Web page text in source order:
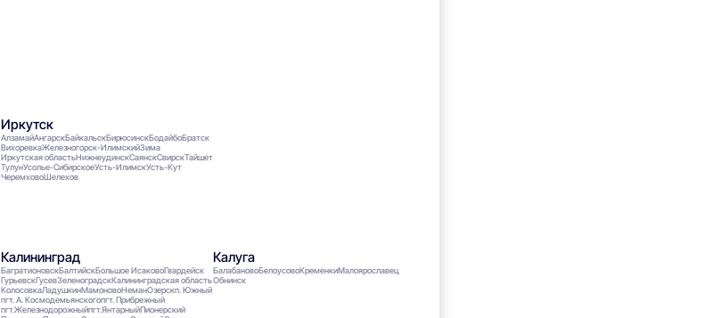
Иркутск
АлзамайАнгарскБайкальскБирюсинскБодайбоБратск
ВихоревкаЖелезногорск-ИлимскийЗима
Иркутская областьНижнеудинскСаянскСвирскТайшет
ТулунУсолье-СибирскоеУсть-ИлимскУсть-Кут
ЧеремховоШелехов
Калининград
БагратионовскБалтийскБольшое ИсаковоГвардейск
ГурьевскГусевЗеленоградскКалининградская область
КолосовкаЛадушкинМамоновоНеманОзерскп. Южный
пгт. А. Космодемьянскогопгт. Прибрежный
пгт.Железнодорожныйпгт.ЯнтарныйПионерский
Калуга
БалабановоБелоусовоКременкиМалоярославец
Обнинск